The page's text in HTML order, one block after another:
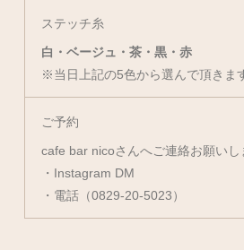
ステッチ糸
白・ベージュ・茶・黒・赤
※当日上記の5色から選んで頂きま
ご予約
cafe bar nicoさんへご連絡お願いし
・ Instagram DM
・電話（0829-20-5023）